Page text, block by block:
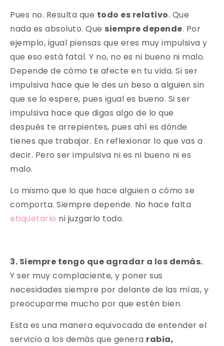
Pues no. Resulta que todo es relativo. Que
nada es absoluto. Que siempre depende. Por
ejemplo, igual piensas que eres muy impulsiva y
que eso está fatal. Y no, no es ni bueno ni malo.
Depende de cómo te afecte en tu vida. Si ser
impulsiva hace que le des un beso a alguien sin
que se lo espere, pues igual es bueno. Si ser
impulsiva hace que digas algo de lo que
después te arrepientes, pues ahí es dónde
tienes que trabajar. En reflexionar lo que vas a
decir. Pero ser impulsiva ni es ni bueno ni es
malo.
Lo mismo que lo que hace alguien o cómo se
comporta. Siempre depende. No hace falta
etiquetarlo ni juzgarlo todo.
3. Siempre tengo que agradar a los demás.
Y ser muy complaciente, y poner sus
necesidades siempre por delante de las mías, y
preocuparme mucho por que estén bien.
Esta es una manera equivocada de entender el
servicio a los demás que genera rabia,